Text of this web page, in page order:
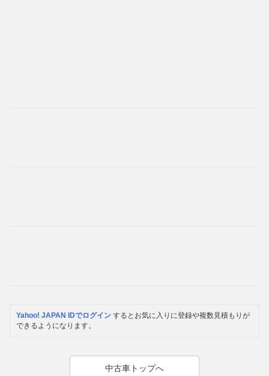
Yahoo! JAPAN IDでログイン するとお気に入りに登録や複数見積もりが
できるようになります。
中古車トップへ